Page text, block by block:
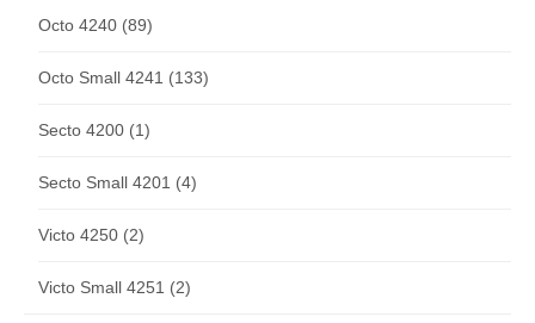
Octo 4240 (89)
Octo Small 4241 (133)
Secto 4200 (1)
Secto Small 4201 (4)
Victo 4250 (2)
Victo Small 4251 (2)